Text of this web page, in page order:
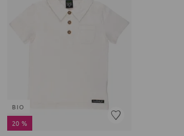
BIO
20 %